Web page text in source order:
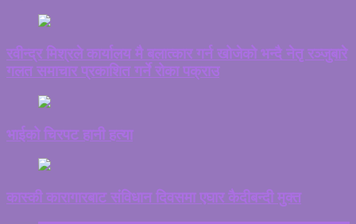
रवीन्द्र मिश्रले कार्यालय मै बलात्कार गर्न खोजेको भन्दै नेतृ रञ्जुबारे
गलत समाचार प्रकाशित गर्ने रोका पक्राउ
भाईको चिरपट हानी हत्या
कास्की कारागारबाट संविधान दिवसमा एघार कैदीबन्दी मुक्त